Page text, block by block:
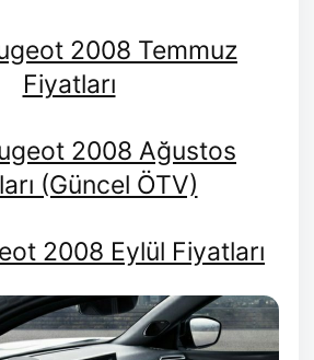
2008 Temmuz
Fiyatları
2008 Ağustos
(Güncel ÖTV)
2008 Eylül Fiyatları